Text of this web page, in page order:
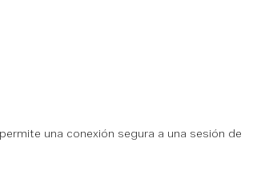
una conexión segura a una sesión de